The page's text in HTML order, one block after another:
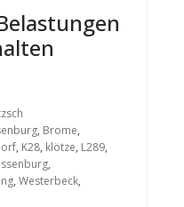
, Brome,
, K28, klötze, L289,
,
, Westerbeck,